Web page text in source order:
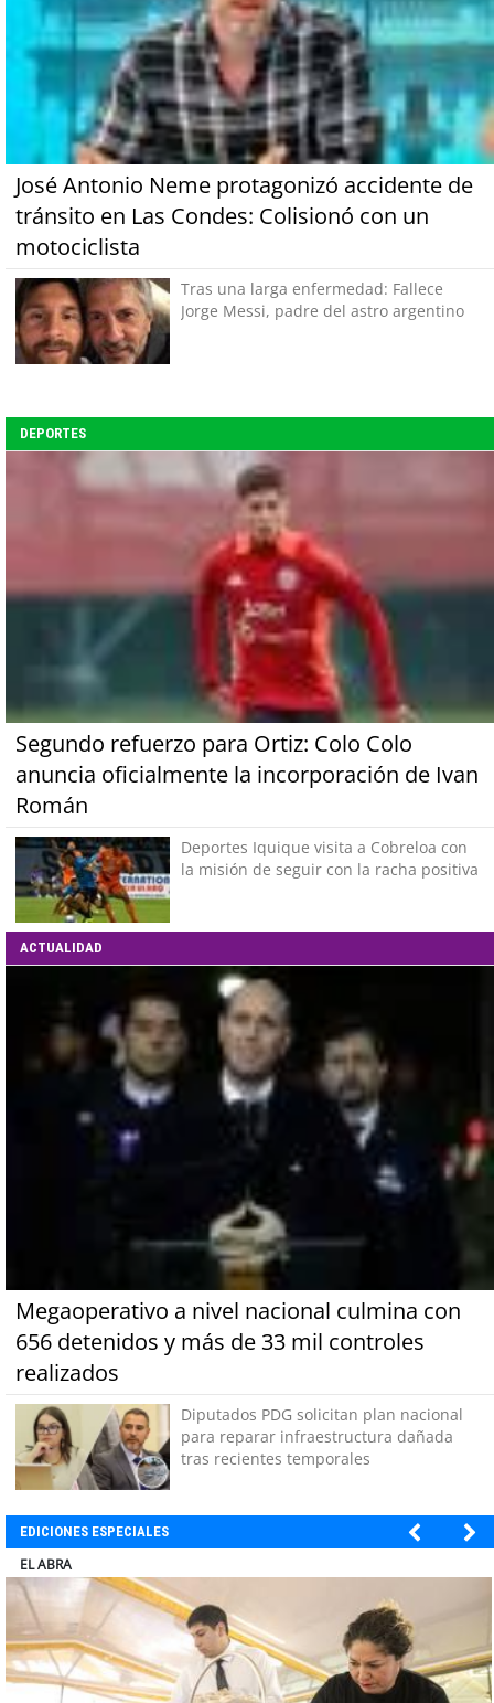
José Antonio Neme protagonizó accidente de
tránsito en Las Condes: Colisionó con un
motociclista
Tras una larga enfermedad: Fallece
Jorge Messi, padre del astro argentino
DEPORTES
Segundo refuerzo para Ortiz: Colo Colo
anuncia oficialmente la incorporación de Ivan
Román
Deportes Iquique visita a Cobreloa con
la misión de seguir con la racha positiva
ACTUALIDAD
Megaoperativo a nivel nacional culmina con
656 detenidos y más de 33 mil controles
realizados
Diputados PDG solicitan plan nacional
para reparar infraestructura dañada
tras recientes temporales
EDICIONES ESPECIALES
ELECTROLUX